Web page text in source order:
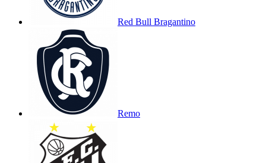
Red Bull Bragantino
Remo